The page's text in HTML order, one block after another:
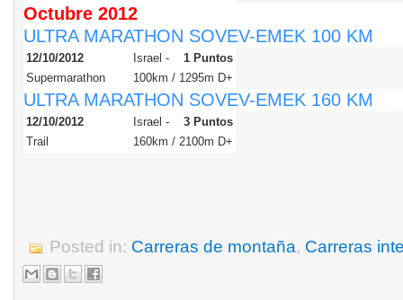
Octubre 2012
ULTRA MARATHON SOVEV-EMEK 100 KM
12/10/2012 1 Puntos
Israel -
Supermarathon
100km / 1295m D+
ULTRA MARATHON SOVEV-EMEK 160 KM
12/10/2012 3 Puntos
Israel -
Trail
160km / 2100m D+
Posted in: Carreras de montaña, Carreras